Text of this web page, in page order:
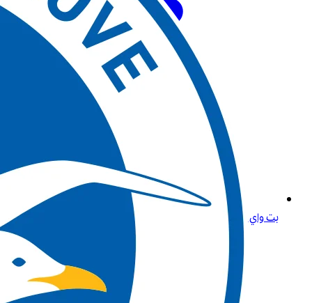
بت واي للرهانات الرياضية: عش تجربة المراهنات عبر الإنترنت في الجزائر